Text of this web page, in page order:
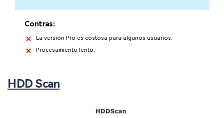
Contras:
La versión Pro es costosa para algunos usuarios.
Procesamiento lento.
HDD Scan